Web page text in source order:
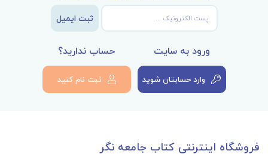
ثبت ایمیل
ورود به سایت
وارد حسابتان شوید
حساب ندارید؟
ثبت نام کنید
فروشگاه اینترنتی کتاب جامعه نگر